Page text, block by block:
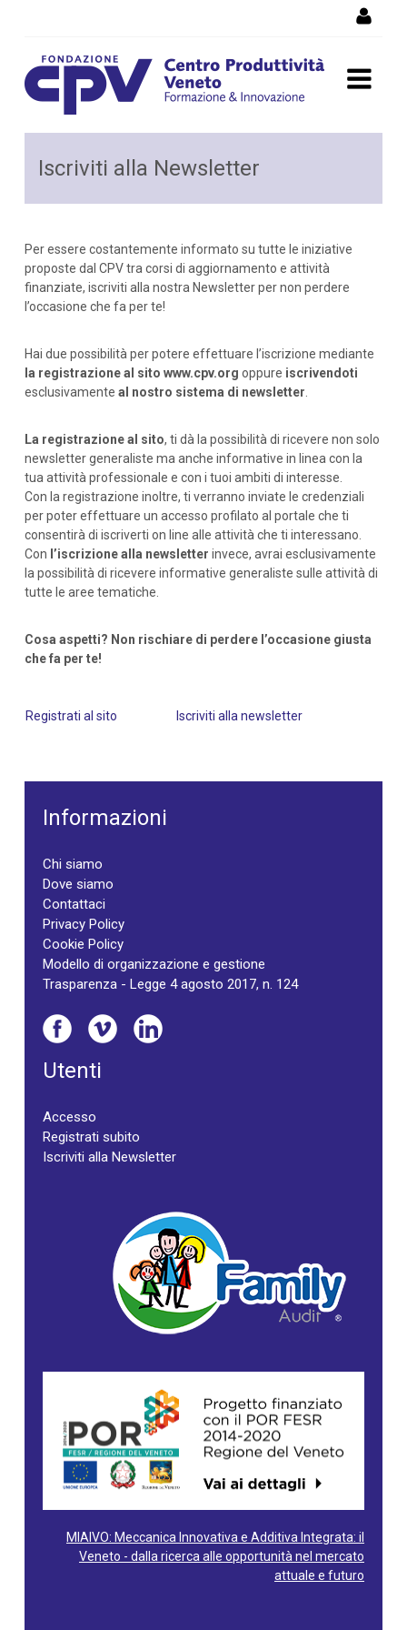
registrazione-newsletter
Iscriviti alla Newsletter
Per essere costantemente informato su tutte le iniziative
proposte dal CPV tra corsi di aggiornamento e attività
finanziate, iscriviti alla nostra Newsletter per non perdere
l’occasione che fa per te!
Hai due possibilità per potere effettuare l’iscrizione mediante
la registrazione al sito www.cpv.org oppure iscrivendoti
esclusivamente al nostro sistema di newsletter
La registrazione al sito, ti dà la possibilità di ricevere non solo
newsletter generaliste ma anche informative in linea con la
tua attività professionale e con i tuoi ambiti di interesse.
Con la registrazione inoltre, ti verranno inviate le credenziali
per poter effettuare un accesso profilato al portale che ti
consentirà di iscriverti on line alle attività che ti interessano.
Con l’iscrizione alla newsletter invece, avrai esclusivamente
la possibilità di ricevere informative generaliste sulle attività di
tutte le aree tematiche.
Cosa aspetti? Non rischiare di perdere l’occasione giusta
che fa per te!
Registrati al sito Iscriviti alla newsletter
Informazioni
Chi siamo
Dove siamo
Contattaci
Privacy Policy
Cookie Policy
Modello di organizzazione e gestione
Trasparenza - Legge 4 agosto 2017, n. 124
Utenti
Accesso
Registrati subito
Iscriviti alla Newsletter
MIAIVO: Meccanica Innovativa e Additiva Integrata: il
Veneto - dalla ricerca alle opportunità nel mercato
attuale e futuro